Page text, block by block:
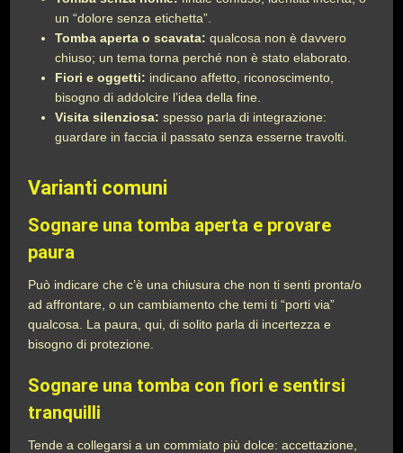
un “dolore senza etichetta”.
Tomba aperta o scavata: qualcosa non è davvero
chiuso; un tema torna perché non è stato elaborato.
Fiori e oggetti: indicano affetto, riconoscimento,
bisogno di addolcire l’idea della fine.
Visita silenziosa: spesso parla di integrazione:
guardare in faccia il passato senza esserne travolti.
Varianti comuni
Sognare una tomba aperta e provare
paura
Può indicare che c’è una chiusura che non ti senti pronta/o
ad affrontare, o un cambiamento che temi ti “porti via”
qualcosa. La paura, qui, di solito parla di incertezza e
bisogno di protezione.
Sognare una tomba con fiori e sentirsi
tranquilli
Tende a collegarsi a un commiato più dolce: accettazione,